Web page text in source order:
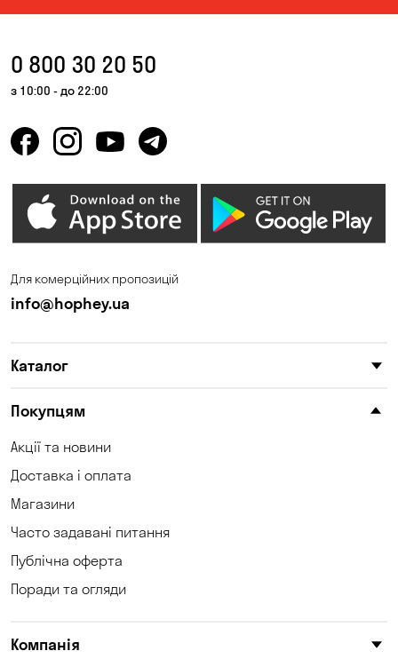
0 800 30 20 50
з 10:00 - до 22:00
Для комерційних пропозицій
info@hophey.ua
Каталог
Покупцям
Акції та новини
Доставка і оплата
Магазини
Часто задавані питання
Публічна оферта
Поради та огляди
Компанія